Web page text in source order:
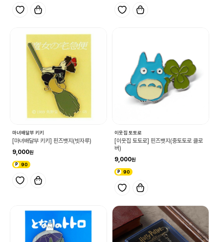
마녀배달부 키키
[마녀배달부 키키] 핀즈뱃지(빗자루)
9,000
90
이웃집 토토로
[이웃집 토토로] 핀즈뱃지(중토토로 클로
버)
9,000
90